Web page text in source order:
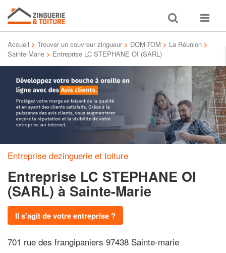
Toggle
search
Toggle
Accueil > Trouver un couvreur zingueur > DOM-TOM > La Réunion >
Sainte-Marie > Entreprise LC STEPHANE OI (SARL)
Entreprise dezinguerie et toiture
Entreprise LC STEPHANE OI
(SARL) à Sainte-Marie
Il s'agit de votre entreprise ?
701 rue des frangipaniers 97438 Sainte-marie